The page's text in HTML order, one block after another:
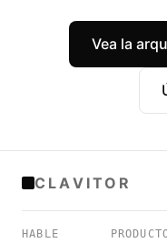
Vea la
CLAVITOR
HABLE